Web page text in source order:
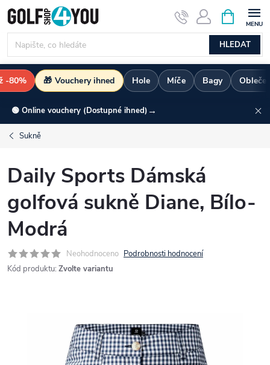
Přejít
na
obsah
HLEDAT
NÁKUPNÍ
KOŠÍK
-80% 🎁 Vouchery ihned Hole Míče Bagy
🟢 Online vouchery (Dostupné ihned) →
Sukně
Daily Sports Dámská
golfová sukně Diane, Bílo-
Modrá
Neohodnoceno Podrobnosti hodnocení
Kód produktu: Zvolte variantu